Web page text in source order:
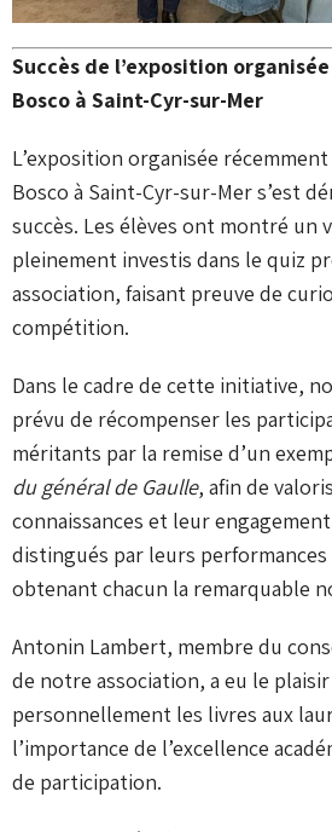
Succès de l’exposition
Bosco à Saint-Cyr-sur-Mer
L’exposition organisée
Bosco à Saint-Cyr-sur-Mer s’est
succès. Les élèves ont montré un
pleinement investis dans le quiz
association, faisant preuve de
compétition.
Dans le cadre de cette initiative,
prévu de récompenser les
méritants par la remise d’un
du général de Gaulle, afin de
connaissances et leur
distingués par leurs
obtenant chacun la remarquable
Antonin Lambert, membre du
de notre association, a eu le
personnellement les livres aux
l’importance de l’excellence
de participation.